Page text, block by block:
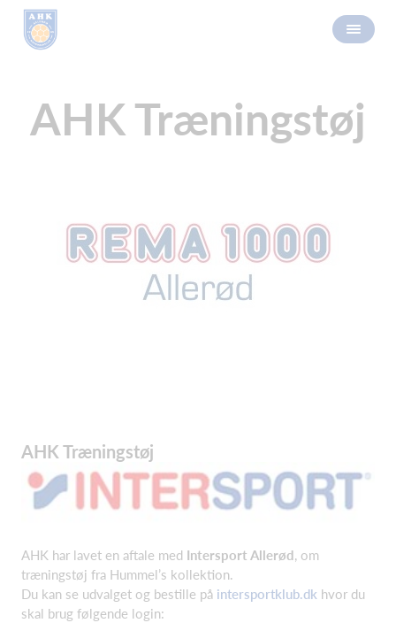
AHK Træningstøj
AHK Træningstøj
AHK har lavet en aftale med Intersport Allerød , om
træningstøj fra Hummel’s kollektion.
Du kan se udvalget og bestille på intersportklub.dk hvor du
skal brug følgende login: